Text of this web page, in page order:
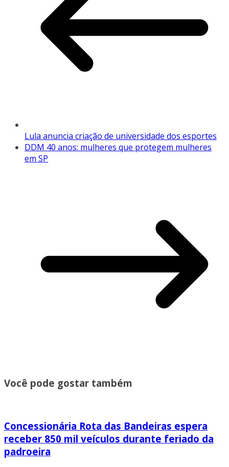
Lula anuncia criação de universidade dos esportes
DDM 40 anos: mulheres que protegem mulheres
em SP
Você pode gostar também
Concessionária Rota das Bandeiras espera
receber 850 mil veículos durante feriado da
padroeira